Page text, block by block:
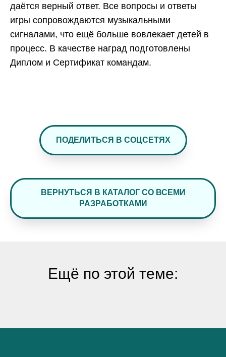
даётся верный ответ. Все вопросы и ответы
игры сопровождаются музыкальными
сигналами, что ещё больше вовлекает детей в
процесс. В качестве наград подготовлены
Диплом и Сертификат командам.
ПОДЕЛИТЬСЯ В СОЦСЕТЯХ
ВЕРНУТЬСЯ В КАТАЛОГ СО ВСЕМИ
РАЗРАБОТКАМИ
Ещё по этой теме: